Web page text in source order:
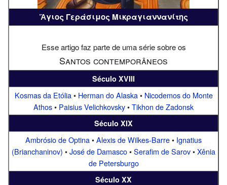
Ἅγιος Γεράσιμος Μικραγιαννανίτης
Esse artigo faz parte de uma série sobre os
Santos contemporâneos
Século XVIII
Kosmas da Etólia• Herman do Alaska• Nicodemos do Monte
Athos• Paisius Velichkovsky•Tikhon de Zadonsk
Século XIX
Ambrósio de Optina•Alexis de Wilkes-Barre• Ignatius
(Brianchaninov) •José de Damasco•Serafim de Sarov•Xênia
de Petersburgo
Século XX